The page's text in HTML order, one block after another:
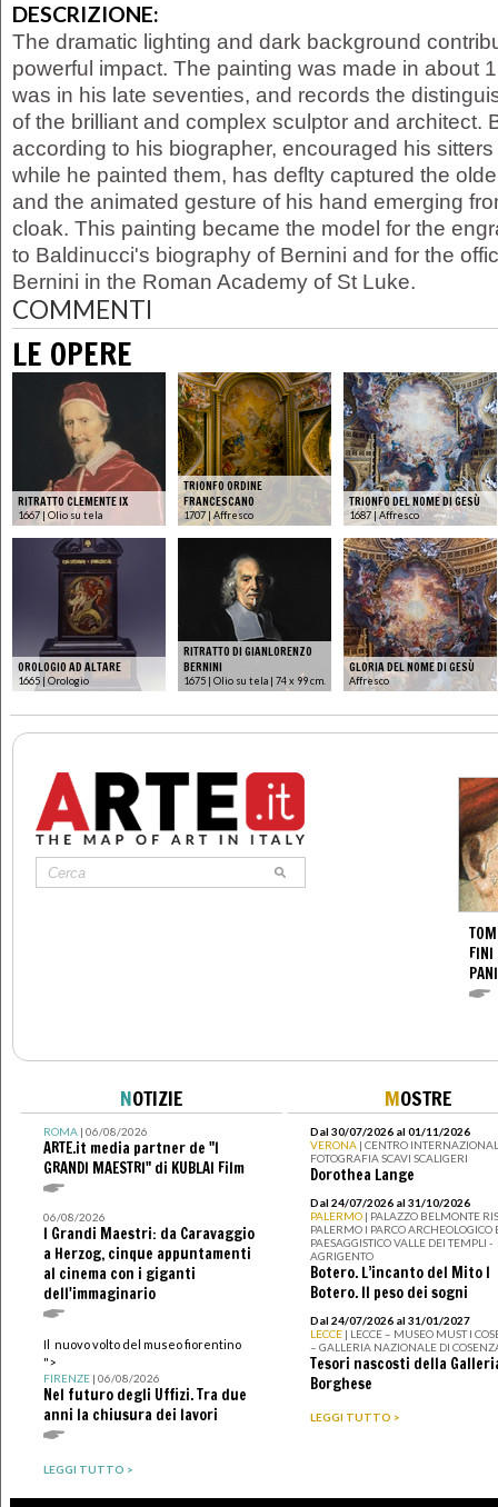
DESCRIZIONE:
The dramatic lighting and dark background
powerful impact. The painting was made in about
was in his late seventies, and records the
of the brilliant and complex sculptor and architect.
according to his biographer, encouraged his
while he painted them, has deflty captured the
and the animated gesture of his hand emerging
cloak. This painting became the model for the
to Baldinucci's biography of Bernini and for the
Bernini in the Roman Academy of St Luke.
COMMENTI
LE OPERE
RITRATTO CLEMENTE IX
1667 | Olio su tela
TRIONFO ORDINE
FRANCESCANO
1707 | Affresco
TRIONFO DEL NOME DI GESÙ
1687 | Affresco
OROLOGIO AD ALTARE
1665 | Orologio
RITRATTO DI GIANLORENZO
BERNINI
1675 | Olio su tela | 74 x 99 cm.
GLORIA DEL NOME DI GESÙ
Affresco
FINI
NOTIZIE
ROMA| 06/08/2026
ARTE.it media partner de "I
GRANDI MAESTRI" di KUBLAI Film
06/08/2026
I Grandi Maestri: da Caravaggio
a Herzog, cinque appuntamenti
al cinema con i giganti
dell'immaginario
Il nuovo volto del museo fiorentino
">
FIRENZE| 06/08/2026
Nel futuro degli Uffizi. Tra due
anni la chiusura dei lavori
LEGGI TUTTO >
MOSTRE
Dal 30/07/2026 al 01/11/2026
VERONA | CENTRO
FOTOGRAFIA SCAVI SCALIGERI
Dorothea Lange
Dal 24/07/2026 al 31/10/2026
PALERMO | PALAZZO BELMONTE
PALERMO I PARCO ARCHEOLOGICO
PAESAGGISTICO VALLE DEI TEMPLI -
AGRIGENTO
Botero. L’incanto del Mito I
Botero. Il peso dei sogni
Dal 24/07/2026 al 31/01/2027
LECCE | LECCE – MUSEO MUST I
– GALLERIA NAZIONALE DI
Tesori nascosti della
Borghese
LEGGI TUTTO >